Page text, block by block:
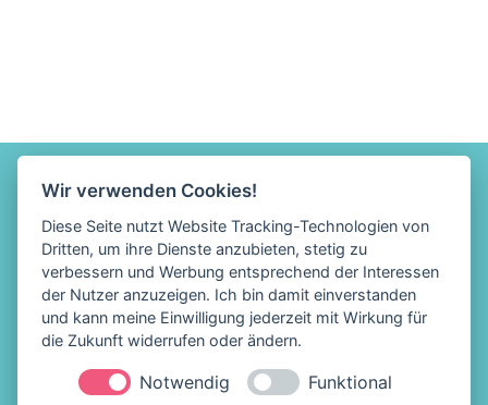
Wir verwenden Cookies!
Diese Seite nutzt Website Tracking-Technologien von
Dritten, um ihre Dienste anzubieten, stetig zu
verbessern und Werbung entsprechend der Interessen
der Nutzer anzuzeigen. Ich bin damit einverstanden
und kann meine Einwilligung jederzeit mit Wirkung für
die Zukunft widerrufen oder ändern.
Notwendig Funktional